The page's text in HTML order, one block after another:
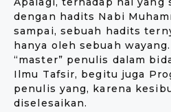
dengan hadits Nabi
sampai, sebuah hadits
hanya oleh sebuah
“master” penulis dalam
Ilmu Tafsir, begitu juga
penulis yang, karena
diselesaikan.